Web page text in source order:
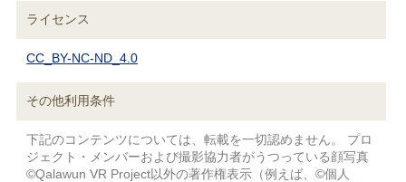
ライセンス
CC_BY-NC-ND_4.0
その他利用条件
下記のコンテンツについては、転載を一切認めません。 プロ
ジェクト・メンバーおよび撮影協力者がうつっている顔写真
©Qalawun VR Project以外の著作権表示（例えば、©個人